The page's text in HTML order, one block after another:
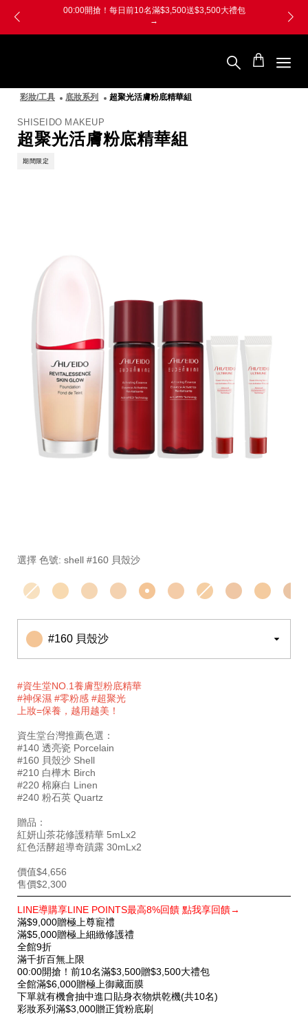
【防詐騙提醒】接獲可疑電話請撥165專線進行確認
堂
國
彩妝/工具 底妝系列 超聚光活膚粉底精華組
SHISEIDO MAKEUP
超聚光活膚粉底精華組
期間限定
編
SB000002327
變
選擇 色號: shell #160 貝殼沙
#160 貝殼沙
#資生堂NO.1養膚型粉底精華
#神保濕 #零粉感 #超聚光
上妝=保養，越用越美！
資生堂台灣推薦色選：
#140 透亮瓷 Porcelain
#160 貝殼沙 Shell
#210 白樺木 Birch
#220 棉麻白 Linen
#240 粉石英 Quartz
贈品：
紅妍山茶花修護精華 5mLx2
紅色活酵超導奇蹟露 30mLx2
價值$4,656
售價$2,300
別
優
惠
LINE導購享LINE POINTS最高8%回饋 點我享回饋→
滿$9,000贈極上尊寵禮
滿$5,000贈極上細緻修護禮
全館9折
滿千折百無上限
00:00開搶！前10名滿$3,500贈$3,500大禮包
全館滿$6,000贈極上御藏面膜
下單就有機會抽中進口貼身衣物烘乾機(共10名)
彩妝系列滿$3,000贈正貨粉底刷